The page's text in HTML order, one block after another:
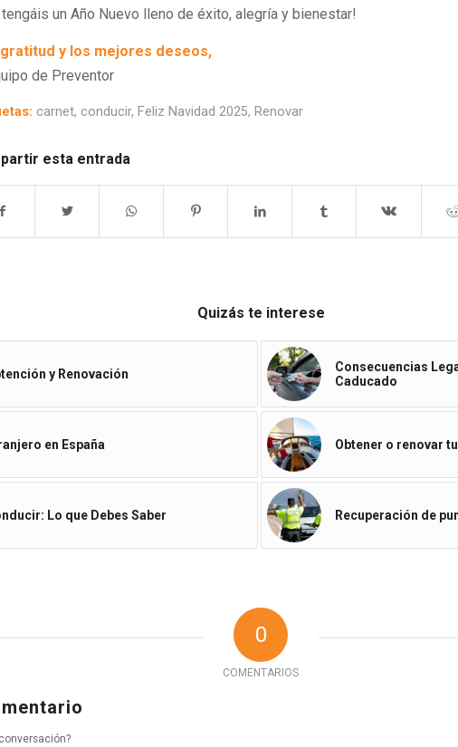
tengáis un Año Nuevo lleno de éxito, alegría y bienestar!
y los mejores deseos,
de Preventor
carnet, conducir, Feliz Navidad 2025, Renovar
esta entrada
Quizás te interese
y Renovación
Consecuencias
Caducado
en España Obtener o renovar
Lo que Debes Saber Recuperación de
0
COMENTARIOS